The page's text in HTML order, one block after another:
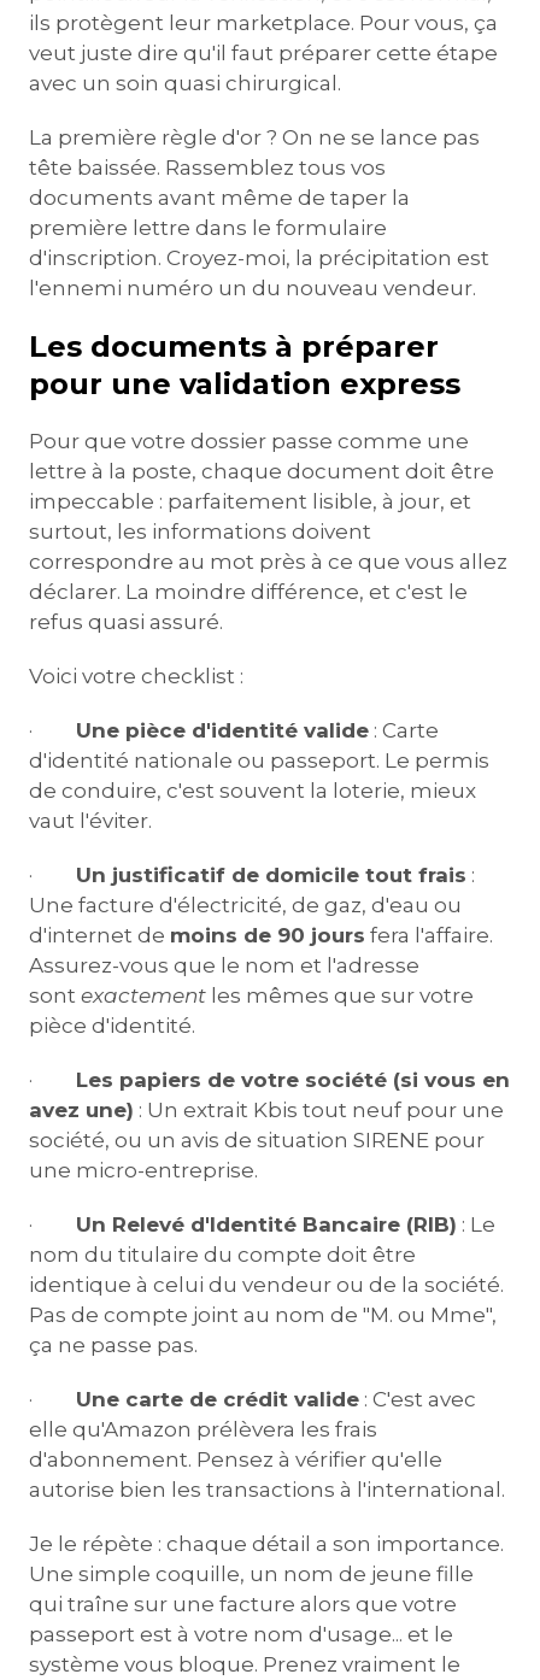
ils protègent leur marketplace. Pour vous, ça
veut juste dire qu'il faut préparer cette étape
avec un soin quasi chirurgical.
La première règle d'or ? On ne se lance pas
tête baissée. Rassemblez tous vos
documents avant même de taper la
première lettre dans le formulaire
d'inscription. Croyez-moi, la précipitation est
l'ennemi numéro un du nouveau vendeur.
Les documents à préparer
pour une validation express
Pour que votre dossier passe comme une
lettre à la poste, chaque document doit être
impeccable : parfaitement lisible, à jour, et
surtout, les informations doivent
correspondre au mot près à ce que vous allez
déclarer. La moindre différence, et c'est le
refus quasi assuré.
Voici votre checklist :
· Une pièce d'identité valide : Carte
d'identité nationale ou passeport. Le permis
de conduire, c'est souvent la loterie, mieux
vaut l'éviter.
· Un justificatif de domicile tout frais :
Une facture d'électricité, de gaz, d'eau ou
d'internet de moins de 90 jours fera l'affaire.
Assurez-vous que le nom et l'adresse
sont exactement les mêmes que sur votre
pièce d'identité.
· Les papiers de votre société (si vous en
avez une) : Un extrait Kbis tout neuf pour une
société, ou un avis de situation SIRENE pour
une micro-entreprise.
· Un Relevé d'Identité Bancaire (RIB) : Le
nom du titulaire du compte doit être
identique à celui du vendeur ou de la société.
Pas de compte joint au nom de "M. ou Mme",
ça ne passe pas.
· Une carte de crédit valide : C'est avec
elle qu'Amazon prélèvera les frais
d'abonnement. Pensez à vérifier qu'elle
autorise bien les transactions à l'international.
Je le répète : chaque détail a son importance.
Une simple coquille, un nom de jeune fille
qui traîne sur une facture alors que votre
passeport est à votre nom d'usage... et le
système vous bloque. Prenez vraiment le